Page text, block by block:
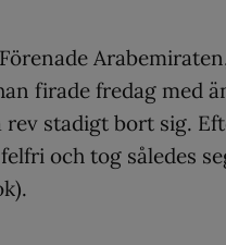
firade fredag med
stadigt bort sig.
och tog således